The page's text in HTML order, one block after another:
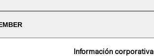
Información corporativa